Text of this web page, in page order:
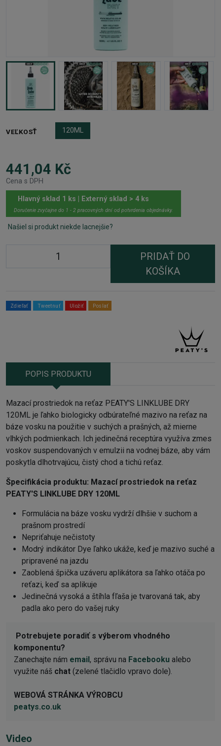
VEĽKOSŤ 120ML
441,04 Kč
Cena s DPH
Hlavný sklad 1 ks | Externý sklad > 4 ks
Doručenie zvyčajne do 1 - 2 pracovných dní od potvrdenia objednávky.
Našiel si produkt niekde lacnejšie?
PRIDAŤ DO
KOŠÍKA
Zdieľať Tweetnuť Uložiť Poslať
POPIS PRODUKTU
Mazací prostriedok na reťaz PEATY'S LINKLUBE DRY
120ML je ľahko biologicky odbúrateľné mazivo na reťaz na
báze vosku na použitie v suchých a prašných, až mierne
vlhkých podmienkach. Ich jedinečná receptúra využíva zmes
voskov suspendovaných v emulzii na vodnej báze, aby vám
poskytla dlhotrvajúcu, čistý chod a tichú reťaz.
Špecifikácia produktu: Mazací prostriedok na reťaz
PEATY'S LINKLUBE DRY 120ML
Formulácia na báze vosku vydrží dlhšie v suchom a
prašnom prostredí
Nepriťahuje nečistoty
Modrý indikátor Dye ľahko ukáže, keď je mazivo suché a
pripravené na jazdu
Zaoblená špička uzáveru aplikátora sa ľahko otáča po
reťazi, keď sa aplikuje
Jedinečná vysoká a štíhla fľaša je tvarovaná tak, aby
padla ako pero do vašej ruky
Potrebujete poradiť s výberom vhodného
komponentu?
Zanechajte nám email, správu na Facebooku alebo
využite náš chat (zelené tlačidlo vpravo dole).
WEBOVÁ STRÁNKA VÝROBCU
peatys.co.uk
Video